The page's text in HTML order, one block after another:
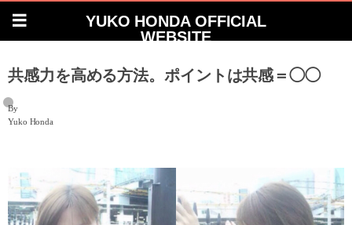
YUKO HONDA OFFICIAL
WEBSITE
共感力を高める方法。ポイントは共感＝◯◯
By
Yuko Honda